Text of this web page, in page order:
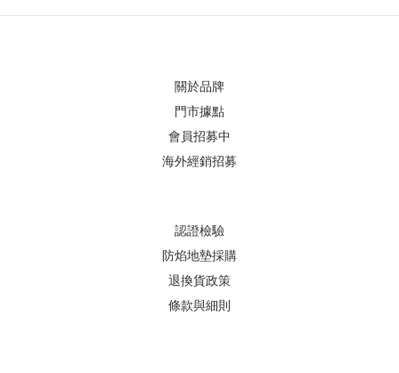
關於品牌
門市據點
會員招募中
海外經銷招募
認證檢驗
防焰地墊採購
退換貨政策
條款與細則